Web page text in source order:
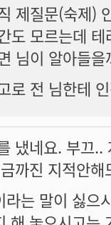
제질문(숙제)
도 모르는데
님이 알아들을
로 전 님한테
냈네요. 부끄
까진 지적안
라는 말이 싫